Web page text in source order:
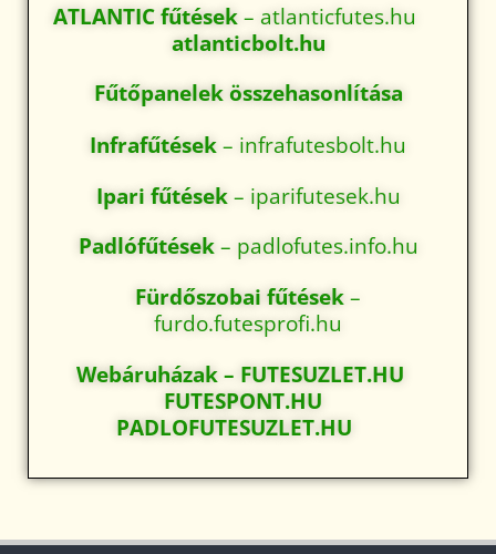
ATLANTIC fűtések– atlanticfutes.hu
atlanticbolt.hu
Fűtőpanelek összehasonlítása
Infrafűtések – infrafutesbolt.hu
Ipari fűtések– iparifutesek.hu
Padlófűtések– padlofutes.info.hu
Fürdőszobai fűtések –
furdo.futesprofi.hu
Webáruházak – FUTESUZLET.HU
FUTESPONT.HU
PADLOFUTESUZLET.HU